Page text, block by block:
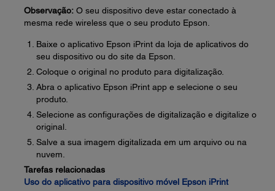
Observação: O seu dispositivo deve estar conectado à
mesma rede wireless que o seu produto Epson.
Baixe o aplicativo Epson iPrint da loja de aplicativos do
seu dispositivo ou do site da Epson.
Coloque o original no produto para digitalização.
Abra o aplicativo Epson iPrint app e selecione o seu
produto.
Selecione as configurações de digitalização e digitalize o
original.
Salve a sua imagem digitalizada em um arquivo ou na
nuvem.
Tarefas relacionadas
Uso do aplicativo para dispositivo móvel Epson iPrint